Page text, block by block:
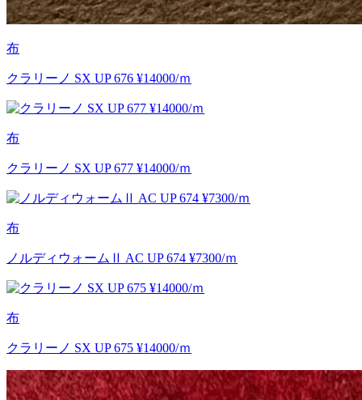
布
クラリーノ SX UP 676 ¥14000/ｍ
布
クラリーノ SX UP 677 ¥14000/ｍ
布
ノルディウォームⅡ AC UP 674 ¥7300/ｍ
布
クラリーノ SX UP 675 ¥14000/ｍ